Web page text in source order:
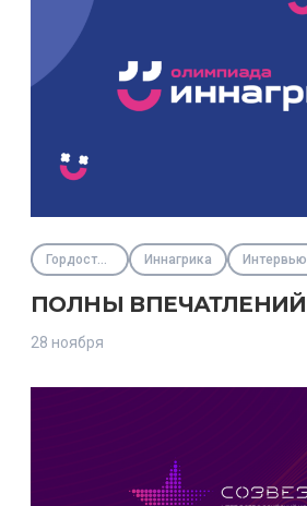
Гордость региона Иннагрика Интервью
ПОЛНЫ ВПЕЧАТЛЕНИЙ
28 ноября